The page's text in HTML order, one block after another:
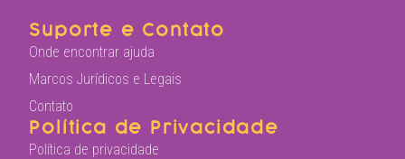
Suporte e Contato
Onde encontrar ajuda
Marcos Jurídicos e Legais
Contato
Política de Privacidade
Política de privacidade